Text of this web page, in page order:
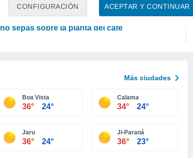
ACEPTAR Y CONTINUAR
CONFIGURACIÓN
PLANTAS
Conoce estos 5 datos interesantes que quizás
no sepas sobre la planta del café
Más ciudades
Boa Vista
36° 24°
Calama
34° 24°
Jaru
36° 24°
Ji-Paraná
36° 23°